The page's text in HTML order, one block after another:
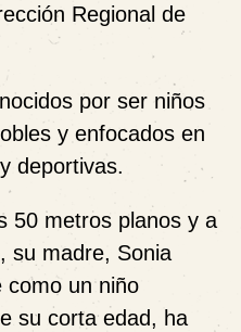
Regional de
por ser niños
y enfocados en
deportivas.
50 metros planos y a
su madre, Sonia
como un niño
su corta edad, ha